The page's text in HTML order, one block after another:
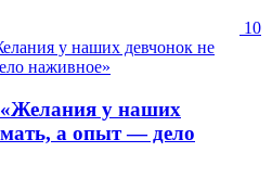
10
у наших
а опыт — дело